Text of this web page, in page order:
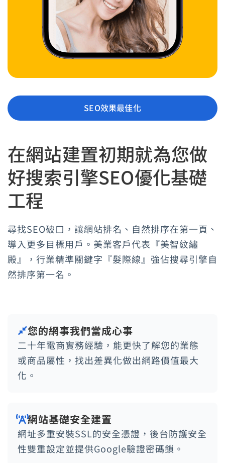
SEO效果最佳化
在網站建置初期就為您做
好搜索引擎SEO優化基礎
工程
尋找SEO破口，讓網站排名、自然排序在第一頁、
導入更多目標用戶。美業客戶代表『美智紋繡
殿』，行業精準關鍵字『髮際線』強佔搜尋引擎自
然排序第一名。
您的網事我們當成心事
二十年電商實務經驗，能更快了解您的業態
或商品屬性，找出差異化做出網路價值最大
化。
網站基礎安全建置
網址多重安裝SSL的安全憑證，後台防護安全
性雙重設定並提供Google驗證密碼鎖。